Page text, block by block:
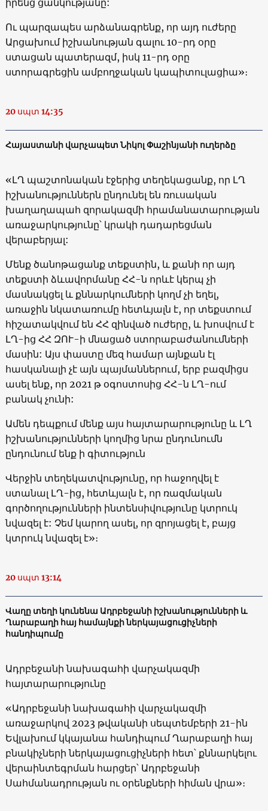
Ու պարզապես արձանագրենք, որ այդ ուժերը
Արցախում իշխանության գալու 10-րդ օրը
ստացան պատերազմ, իսկ 11-րդ օրը
ստորագրեցին ամբողջական կապիտուլացիա»։
20 սպտ 14:35
Հայաստանի վարչապետ Նիկոլ Փաշինյանի ուղերձը
«ԼՂ պաշտոնական էջերից տեղեկացանք, որ ԼՂ
իշխանություններն ընդունել են ռուսական
խաղաղապահ զորակազմի հրամանատարության
առաջարկությունը՝ կրակի դադարեցման
վերաբերյալ:
Մենք ծանոթացանք տեքստին, և քանի որ այդ
տեքստի ձևավորմանը ՀՀ-ն որևէ կերպ չի
մասնակցել և քննարկումների կողմ չի եղել,
առաջին նկատառումը հետևյալն է, որ տեքստում
հիշատակվում են ՀՀ զինված ուժերը, և խոսվում է
ԼՂ-ից ՀՀ ԶՈՒ-ի մնացած ստորաբաժանումների
մասին: Այս փաստը մեզ համար այնքան էլ
հասկանալի չէ այն պայմաններում, երբ բազմիցս
ասել ենք, որ 2021 թ օգոստոսից ՀՀ-ն ԼՂ-ում
բանակ չունի:
Ամեն դեպքում մենք այս հայտարարությունը և ԼՂ
իշխանությունների կողմից նրա ընդունումն
ընդունում ենք ի գիտություն
Վերջին տեղեկատվությունը, որ հաջողվել է
ստանալ ԼՂ-ից, հետևյալն է, որ ռազմական
գործողությունների ինտենսիվությունը կտրուկ
նվազել է: Չեմ կարող ասել, որ զրոյացել է, բայց
կտրուկ նվազել է»։
20 սպտ 13:14
Վաղը տեղի կունենա Ադրբեջանի իշխանությունների և
Ղարաբաղի հայ համայնքի ներկայացուցիչների
հանդիպումը
Ադրբեջանի նախագահի վարչակազմի
հայտարարությունը
«Ադրբեջանի նախագահի վարչակազմի
առաջարկով 2023 թվականի սեպտեմբերի 21-ին
Եվլախում կկայանա հանդիպում Ղարաբաղի հայ
բնակիչների ներկայացուցիչների հետ՝ քննարկելու
վերաինտեգրման հարցեր՝ Ադրբեջանի
Սահմանադրության ու օրենքների հիման վրա»։